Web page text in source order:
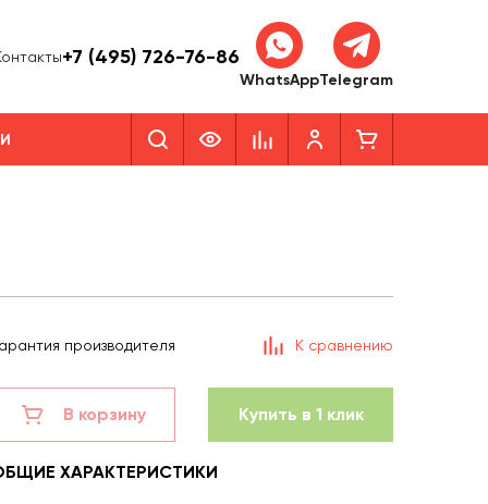
+7 (495) 726-76-86
WhatsAppTelegram
производителя К сравнению
В корзину Купить в 1 клик
ХАРАКТЕРИСТИКИ